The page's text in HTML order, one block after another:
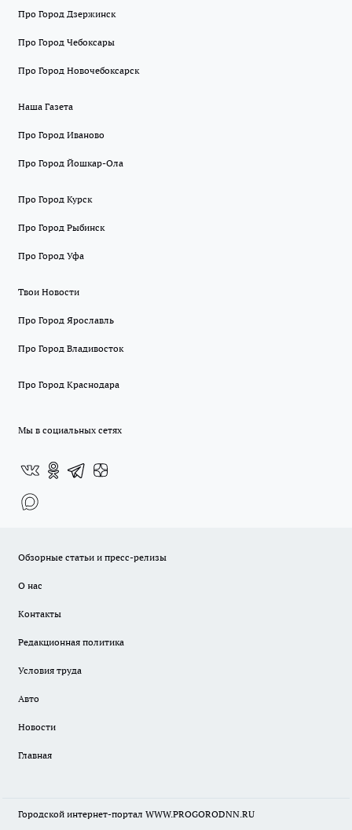
Про Город Дзержинск
Про Город Чебоксары
Про Город Новочебоксарск
Наша Газета
Про Город Иваново
Про Город Йошкар-Ола
Про Город Курск
Про Город Рыбинск
Про Город Уфа
Твои Новости
Про Город Ярославль
Про Город Владивосток
Про Город Краснодара
Мы в социальных сетях
Обзорные статьи и пресс-релизы
О нас
Контакты
Редакционная политика
Условия труда
Авто
Новости
Главная
Городской интернет-портал WWW.PROGORODNN.RU